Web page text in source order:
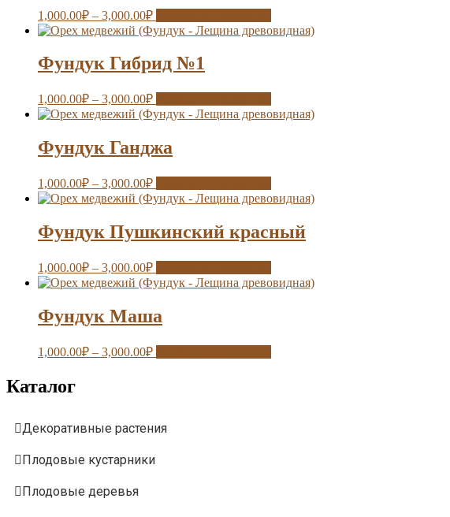
1,000.00₽ – 3,000.00₽
Фундук Гибрид №1
1,000.00₽ – 3,000.00₽
Фундук Ганджа
1,000.00₽ – 3,000.00₽
Фундук Пушкинский красный
1,000.00₽ – 3,000.00₽
Фундук Маша
1,000.00₽ – 3,000.00₽
Каталог
Декоративные растения
Плодовые кустарники
Плодовые деревья